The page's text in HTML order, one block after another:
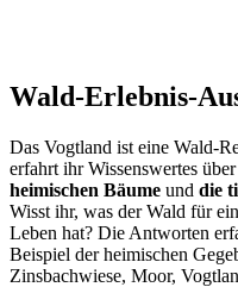
Wald-Erlebnis-
Das Vogtland ist eine Wald-
erfahrt ihr Wissenswertes
heimischen Bäume und die
Wisst ihr, was der Wald für
Leben hat? Die Antworten
Beispiel der heimischen
Zinsbachwiese, Moor,